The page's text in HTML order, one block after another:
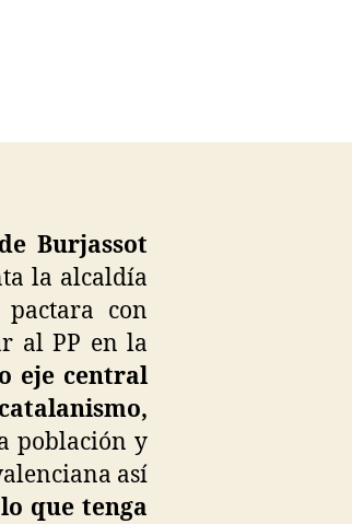
Burjassot
la alcaldía
con
al PP en la
eje central
población y
así
que tenga